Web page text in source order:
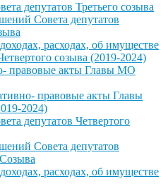
депутатов Третьего созыва
Совета депутатов
расходах, об имуществе
созыва (2019-2024)
правовые акты Главы МО
правовые акты Главы
2024)
депутатов Четвертого
Совета депутатов
расходах, об имуществе